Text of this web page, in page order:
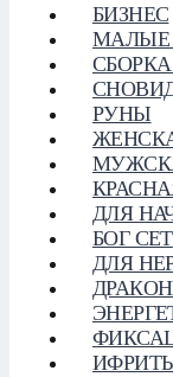
БИЗНЕС
МАЛЫЕ
РУНЫ
ДЛЯ
БОГ СЕТ
ДЛЯ